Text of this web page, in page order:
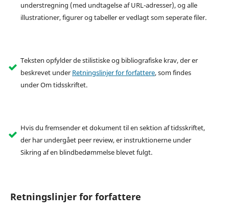
understregning (med undtagelse af URL-adresser), og alle
illustrationer, figurer og tabeller er vedlagt som seperate filer.
Teksten opfylder de stilistiske og bibliografiske krav, der er
beskrevet under Retningslinjer for forfattere, som findes
under Om tidsskriftet.
Hvis du fremsender et dokument til en sektion af tidsskriftet,
der har undergået peer review, er instruktionerne under
Sikring af en blindbedømmelse blevet fulgt.
Retningslinjer for forfattere